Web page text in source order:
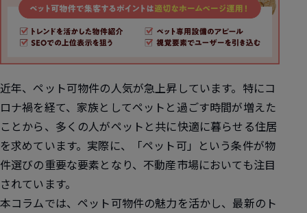
近年、ペット可物件の人気が急上昇しています。特にコ
ロナ禍を経て、家族としてペットと過ごす時間が増えた
ことから、多くの人がペットと共に快適に暮らせる住居
を求めています。実際に、「ペット可」という条件が物
件選びの重要な要素となり、不動産市場においても注目
されています。
本コラムでは、ペット可物件の魅力を活かし、最新のト